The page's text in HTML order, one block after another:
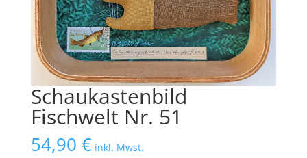
Schaukastenbild
Fischwelt Nr. 51
54,90 € inkl. Mwst.